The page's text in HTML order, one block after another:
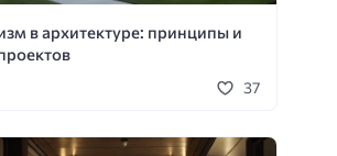
в архитектуре: принципы и
37